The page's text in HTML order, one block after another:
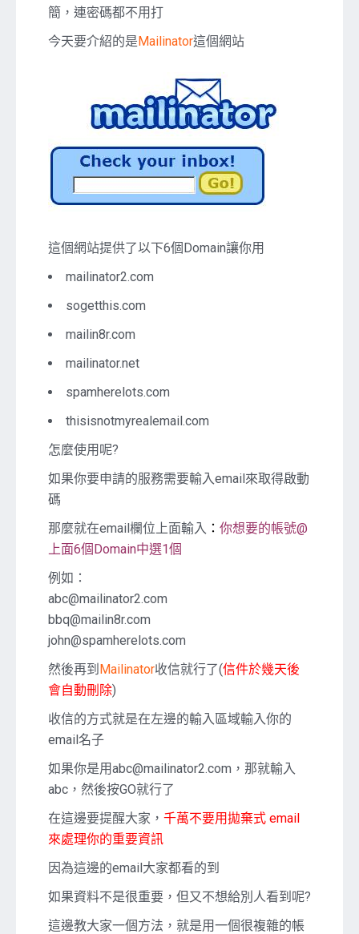
簡，連密碼都不用打
今天要介紹的是Mailinator這個網站
這個網站提供了以下6個Domain讓你用
mailinator2.com
sogetthis.com
mailin8r.com
mailinator.net
spamherelots.com
thisisnotmyrealemail.com
怎麼使用呢?
如果你要申請的服務需要輸入email來取得啟動
碼
那麼就在email欄位上面輸入 ： 你想要的帳號@
上面6個Domain中選1個
例如：
abc@mailinator2.com
bbq@mailin8r.com
john@spamherelots.com
然後再到 Mailinator收信就行了(信件於幾天後
會自動刪除)
收信的方式就是在左邊的輸入區域輸入你的
email名子
如果你是用abc@mailinator2.com，那就輸入
abc，然後按GO就行了
在這邊要提醒大家， 千萬不要用拋棄式 email
來處理你的重要資訊
因為這邊的email大家都看的到
如果資料不是很重要，但又不想給別人看到呢?
這邊教大家一個方法，就是用一個很複雜的帳